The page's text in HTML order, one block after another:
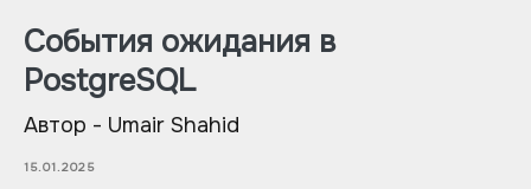
Cобытия ожидания в
PostgreSQL
Автор - Umair Shahid
15.01.2025